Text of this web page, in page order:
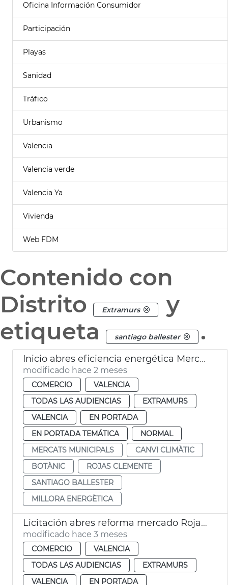
Oficina Información Consumidor
Participación
Playas
Sanidad
Tráfico
Urbanismo
Valencia
Valencia verde
Valencia Ya
Vivienda
Web FDM
Contenido con
Distrito
Extramurs
y
etiqueta
santiago ballester .
Inicio abres eficiencia energética Mercado Rojas Clemente
modificado hace 2 meses
COMERCIO
VALENCIA
TODAS LAS AUDIENCIAS
EXTRAMURS
VALENCIA
EN PORTADA
EN PORTADA TEMÁTICA
NORMAL
MERCATS MUNICIPALS
CANVI CLIMÀTIC
BOTÀNIC
ROJAS CLEMENTE
SANTIAGO BALLESTER
MILLORA ENERGÈTICA
Licitación abres reforma mercado Rojas Clemente
modificado hace 3 meses
COMERCIO
VALENCIA
TODAS LAS AUDIENCIAS
EXTRAMURS
VALENCIA
EN PORTADA